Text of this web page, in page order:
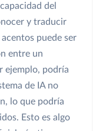
del
y traducir
puede ser
entre un
ejemplo, podría
de IA no
lo que podría
Esto es algo